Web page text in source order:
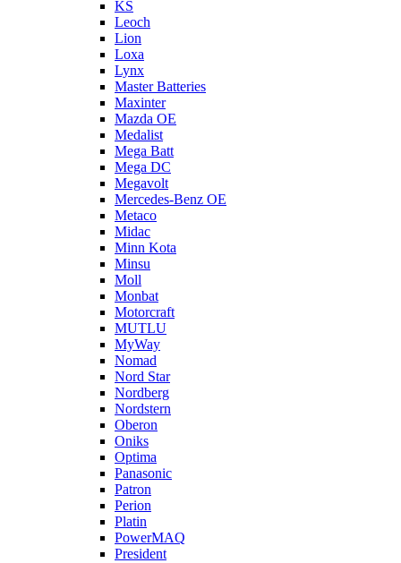
KS
Leoch
Lion
Loxa
Lynx
Master Batteries
Maxinter
Mazda OE
Medalist
Mega Batt
Mega DC
Megavolt
Mercedes-Benz OE
Metaco
Midac
Minn Kota
Minsu
Moll
Monbat
Motorcraft
MUTLU
MyWay
Nomad
Nord Star
Nordberg
Nordstern
Oberon
Oniks
Optima
Panasonic
Patron
Perion
Platin
PowerMAQ
President